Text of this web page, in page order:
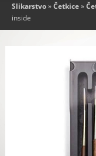
Slikarstvo»Četkice»
inside